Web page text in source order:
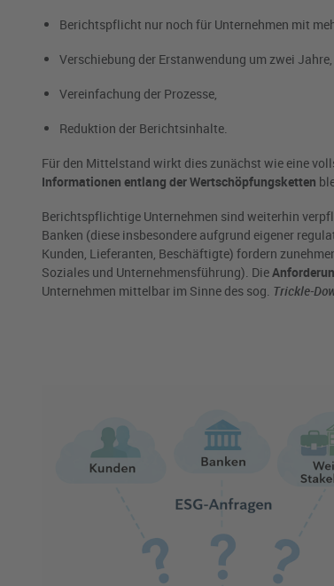
Berichtspflicht nur noch für Unternehmen mit
Verschiebung der Erstanwendung um zwei Jahre,
Vereinfachung der Prozesse,
Reduktion der Berichtsinhalte.
Für den Mittelstand wirkt dies zunächst wie eine
Informationen entlang der Wertschöpfungsketten
Berichtspflichtige Unternehmen sind weiterhin
Banken (diese insbesondere aufgrund eigener
Kunden, Lieferanten, Beschäftigte) fordern
Soziales und Unternehmensführung). Die
Unternehmen mittelbar im Sinne des sog. Trickle-